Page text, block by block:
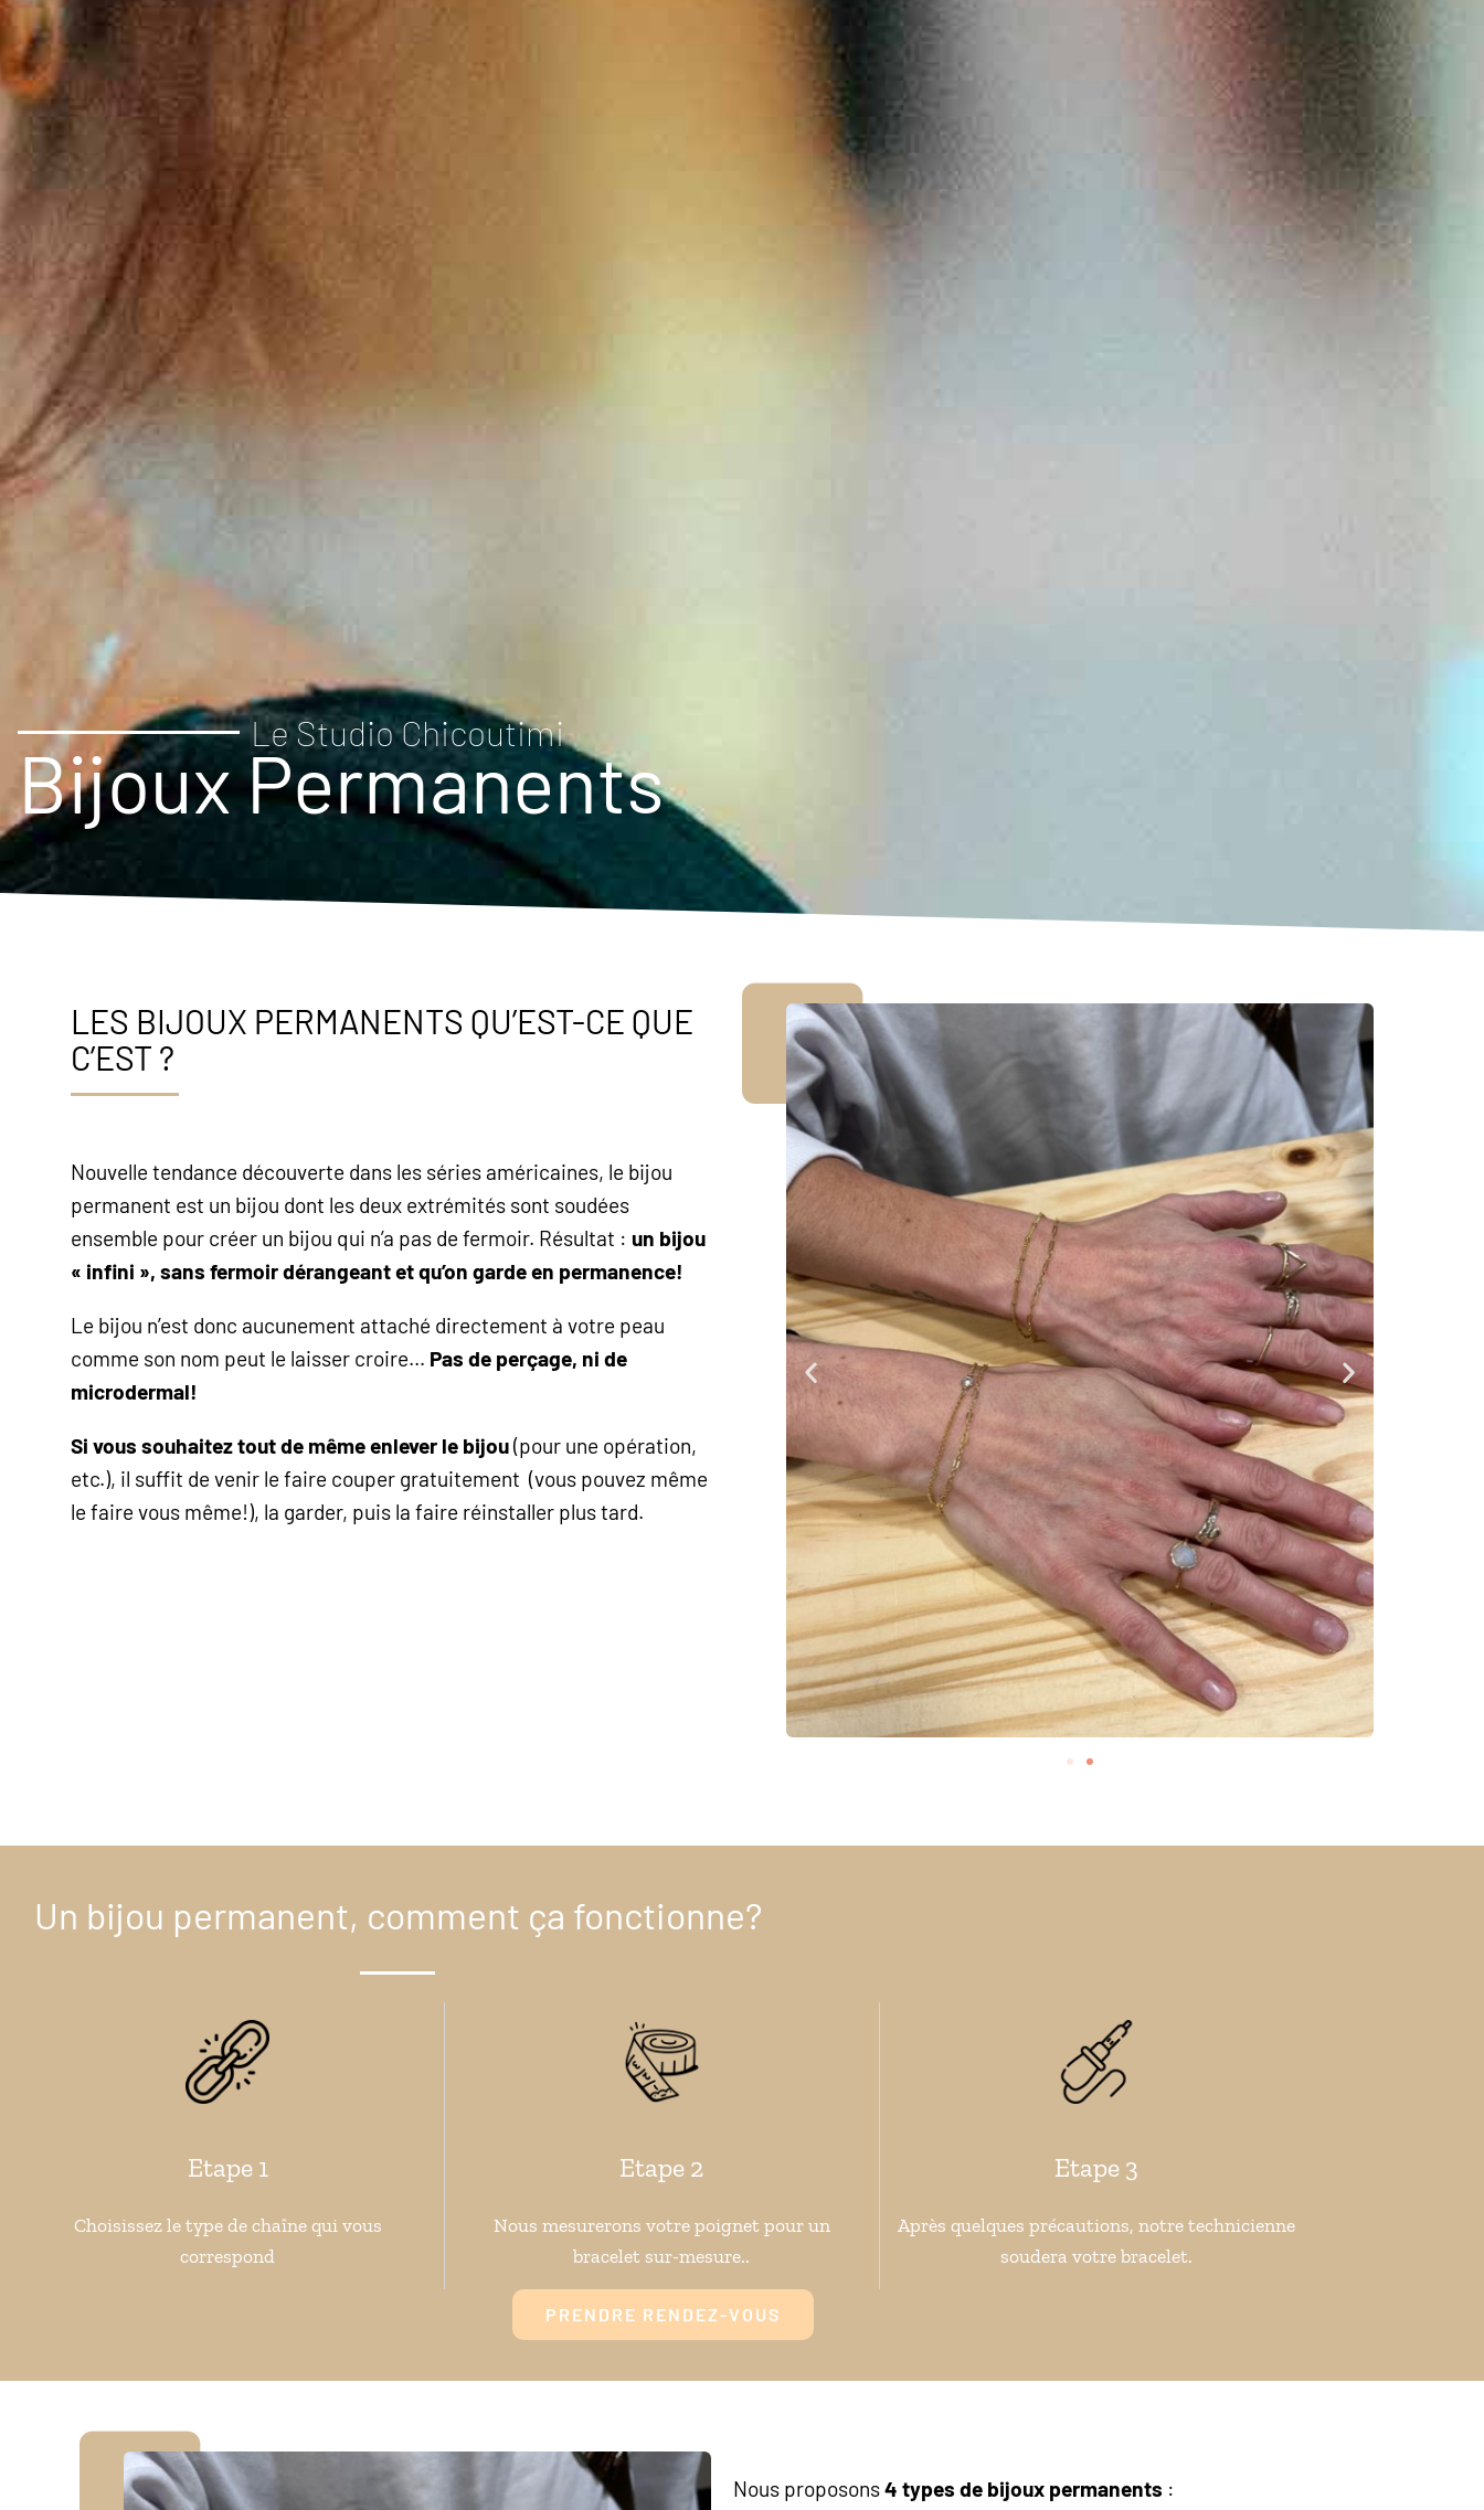
Le Studio Chicoutimi
Bijoux Permanents
LES BIJOUX PERMANENTS QU’EST-CE QUE
C’EST ?
Nouvelle tendance découverte dans les séries américaines, le bijou
permanent est un bijou dont les deux extrémités sont soudées
ensemble pour créer un bijou qui n’a pas de fermoir. Résultat : un bijou
« infini », sans fermoir dérangeant et qu’on garde en permanence!
Le bijou n’est donc aucunement attaché directement à votre peau
comme son nom peut le laisser croire… Pas de perçage, ni de
microdermal!
Si vous souhaitez tout de même enlever le bijou(pour une opération,
etc.), il suffit de venir le faire couper gratuitement (vous pouvez même
le faire vous même!), la garder, puis la faire réinstaller plus tard.
Un bijou permanent, comment ça fonctionne?
Etape 1
Choisissez le type de chaîne qui vous
correspond
Etape 2
Nous mesurerons votre poignet pour un
bracelet sur-mesure..
Etape 3
Après quelques précautions, notre technicienne
soudera votre bracelet.
PRENDRE RENDEZ-VOUS
Nous proposons4 types de bijoux permanents :